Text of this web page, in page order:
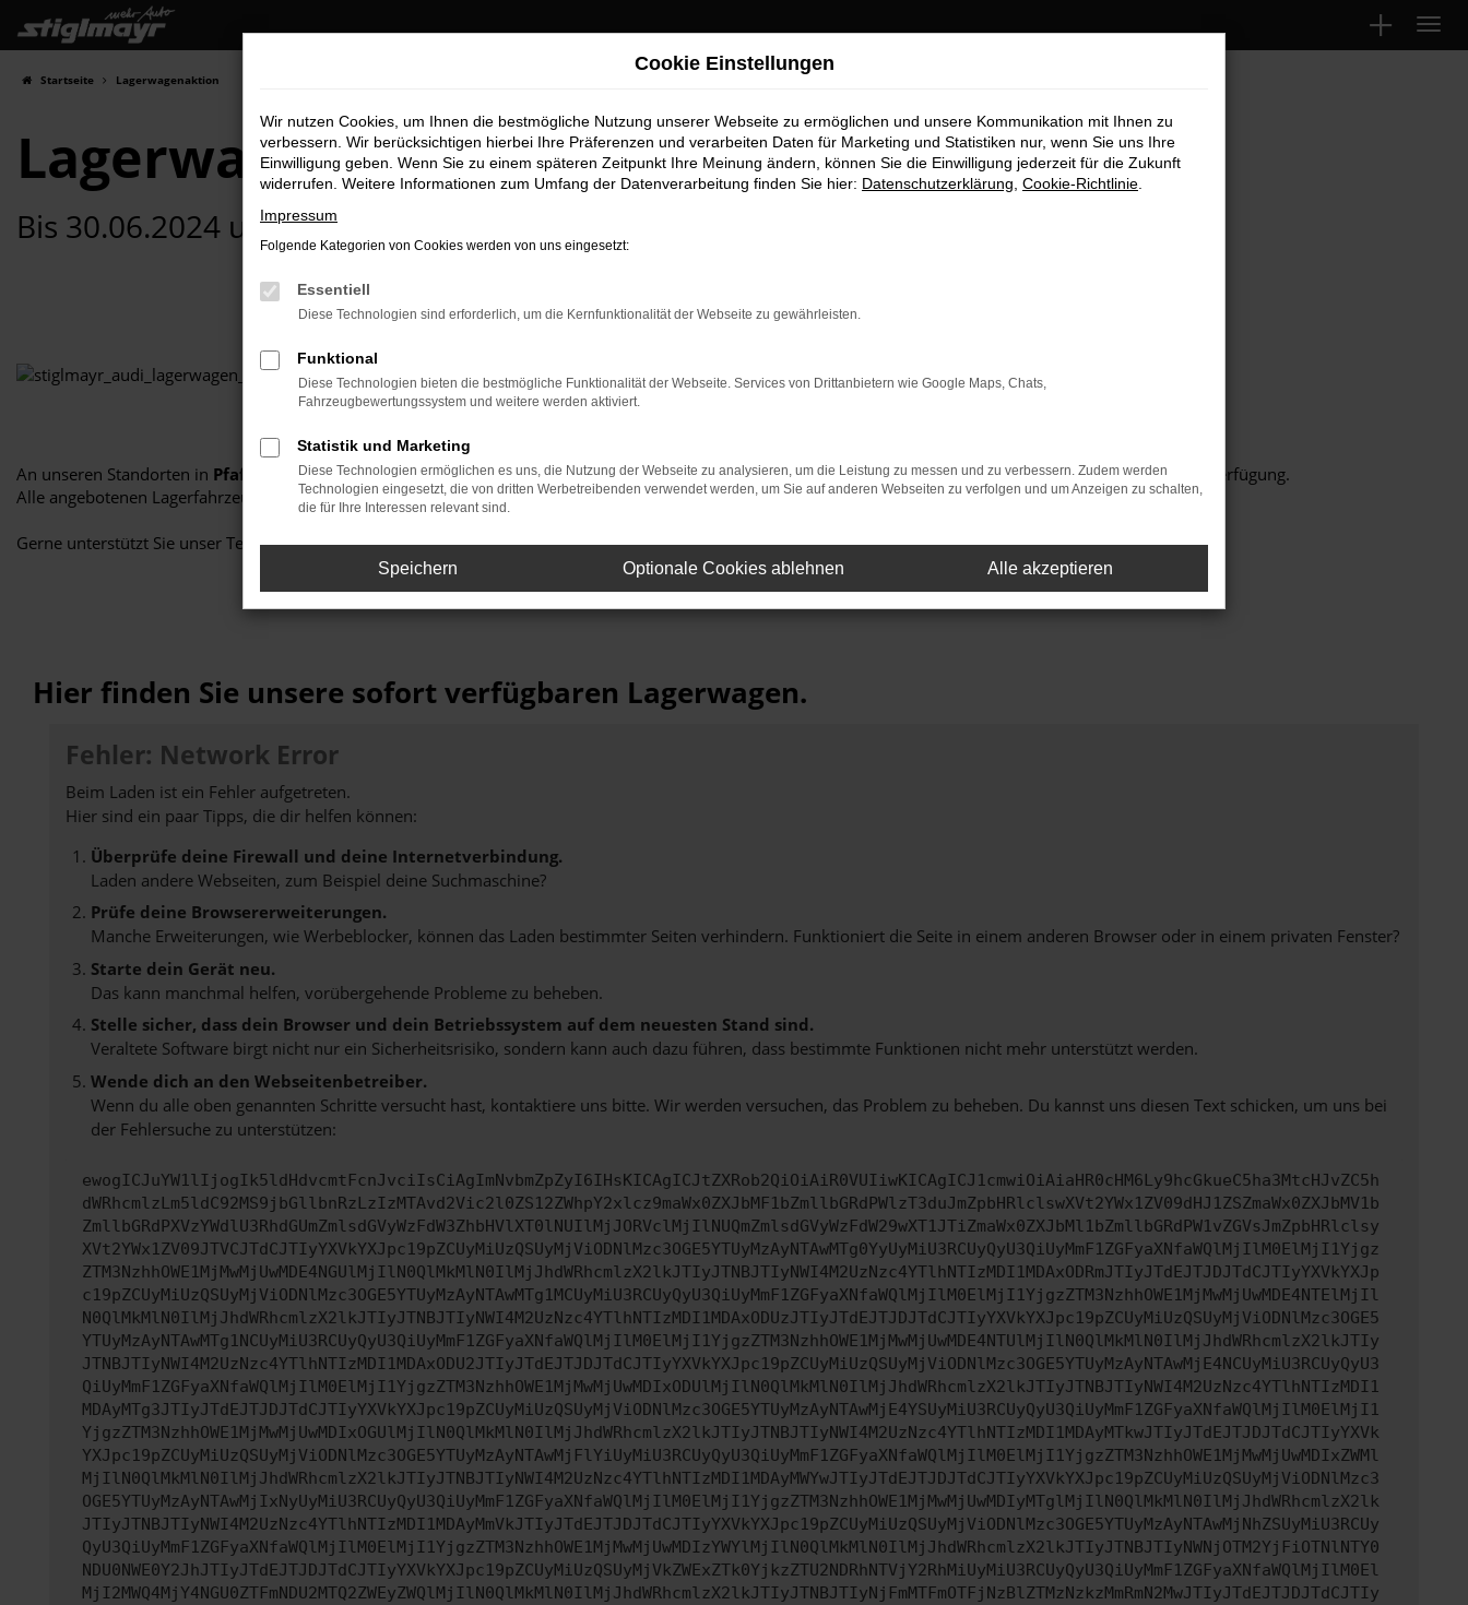
Zum
Hauptinhalt
springen
Startseite Lagerwagenaktion
Lagerwagen zu Knallerpreisen
Bis 30.06.2024 unschlagbare Angebote sichern
An unseren Standorten in PfaffenhofensowieSchrobenhausensteht Ihnen eine große Anzahl an sofort verfügbarenAudisowie VolkswagenModellen zur Verfügung.
Alle angebotenen Lagerfahrzeuge sind sofort verfügbar.
Gerne unterstützt Sie unser Team mit entsprechenden Leasing- oder Finanzierungsangeboten.
Hier finden Sie unsere sofort verfügbaren Lagerwagen.
Fehler: Network Error
Beim Laden ist ein Fehler aufgetreten.
Hier sind ein paar Tipps, die dir helfen können:
Überprüfe deine Firewall und deine Internetverbindung.
Laden andere Webseiten, zum Beispiel deine Suchmaschine?
Prüfe deine Browsererweiterungen.
Manche Erweiterungen, wie Werbeblocker, können das Laden bestimmter Seiten verhindern. Funktioniert die Seite in einem anderen Browser oder in einem privaten Fenster?
Starte dein Gerät neu.
Das kann manchmal helfen, vorübergehende Probleme zu beheben.
Stelle sicher, dass dein Browser und dein Betriebssystem auf dem neuesten Stand sind.
Veraltete Software birgt nicht nur ein Sicherheitsrisiko, sondern kann auch dazu führen, dass bestimmte Funktionen nicht mehr unterstützt werden.
Wende dich an den Webseitenbetreiber.
Wenn du alle oben genannten Schritte versucht hast, kontaktiere uns bitte. Wir werden versuchen, das Problem zu beheben. Du kannst uns diesen Text schicken, um uns bei
der Fehlersuche zu unterstützen:
ewogICJuYW1lIjogIk5ldHdvcmtFcnJvciIsCiAgImNvbmZpZyI6IHsKICAgICJtZXRob2QiOiAiR0VUIiwKICAgICJ1cmwiOiAiaHR0cHM6Ly9hcGkueC5ha3MtcHJvZC5h
dWRhcmlzLm5ldC92MS9jbGllbnRzLzIzMTAvd2Vic2l0ZS12ZWhpY2xlcz9maWx0ZXJbMF1bZmllbGRdPWlzT3duJmZpbHRlclswXVt2YWx1ZV09dHJ1ZSZmaWx0ZXJbMV1b
ZmllbGRdPXVzYWdlU3RhdGUmZmlsdGVyWzFdW3ZhbHVlXT0lNUIlMjJORVclMjIlNUQmZmlsdGVyWzFdW29wXT1JTiZmaWx0ZXJbMl1bZmllbGRdPW1vZGVsJmZpbHRlclsy
XVt2YWx1ZV09JTVCJTdCJTIyYXVkYXJpc19pZCUyMiUzQSUyMjViODNlMzc3OGE5YTUyMzAyNTAwMTg0YyUyMiU3RCUyQyU3QiUyMmF1ZGFyaXNfaWQlMjIlM0ElMjI1Yjgz
ZTM3NzhhOWE1MjMwMjUwMDE4NGUlMjIlN0QlMkMlN0IlMjJhdWRhcmlzX2lkJTIyJTNBJTIyNWI4M2UzNzc4YTlhNTIzMDI1MDAxODRmJTIyJTdEJTJDJTdCJTIyYXVkYXJp
c19pZCUyMiUzQSUyMjViODNlMzc3OGE5YTUyMzAyNTAwMTg1MCUyMiU3RCUyQyU3QiUyMmF1ZGFyaXNfaWQlMjIlM0ElMjI1YjgzZTM3NzhhOWE1MjMwMjUwMDE4NTElMjIl
N0QlMkMlN0IlMjJhdWRhcmlzX2lkJTIyJTNBJTIyNWI4M2UzNzc4YTlhNTIzMDI1MDAxODUzJTIyJTdEJTJDJTdCJTIyYXVkYXJpc19pZCUyMiUzQSUyMjViODNlMzc3OGE5
YTUyMzAyNTAwMTg1NCUyMiU3RCUyQyU3QiUyMmF1ZGFyaXNfaWQlMjIlM0ElMjI1YjgzZTM3NzhhOWE1MjMwMjUwMDE4NTUlMjIlN0QlMkMlN0IlMjJhdWRhcmlzX2lkJTIy
JTNBJTIyNWI4M2UzNzc4YTlhNTIzMDI1MDAxODU2JTIyJTdEJTJDJTdCJTIyYXVkYXJpc19pZCUyMiUzQSUyMjViODNlMzc3OGE5YTUyMzAyNTAwMjE4NCUyMiU3RCUyQyU3
QiUyMmF1ZGFyaXNfaWQlMjIlM0ElMjI1YjgzZTM3NzhhOWE1MjMwMjUwMDIxODUlMjIlN0QlMkMlN0IlMjJhdWRhcmlzX2lkJTIyJTNBJTIyNWI4M2UzNzc4YTlhNTIzMDI1
MDAyMTg3JTIyJTdEJTJDJTdCJTIyYXVkYXJpc19pZCUyMiUzQSUyMjViODNlMzc3OGE5YTUyMzAyNTAwMjE4YSUyMiU3RCUyQyU3QiUyMmF1ZGFyaXNfaWQlMjIlM0ElMjI1
YjgzZTM3NzhhOWE1MjMwMjUwMDIxOGUlMjIlN0QlMkMlN0IlMjJhdWRhcmlzX2lkJTIyJTNBJTIyNWI4M2UzNzc4YTlhNTIzMDI1MDAyMTkwJTIyJTdEJTJDJTdCJTIyYXVk
YXJpc19pZCUyMiUzQSUyMjViODNlMzc3OGE5YTUyMzAyNTAwMjFlYiUyMiU3RCUyQyU3QiUyMmF1ZGFyaXNfaWQlMjIlM0ElMjI1YjgzZTM3NzhhOWE1MjMwMjUwMDIxZWMl
MjIlN0QlMkMlN0IlMjJhdWRhcmlzX2lkJTIyJTNBJTIyNWI4M2UzNzc4YTlhNTIzMDI1MDAyMWYwJTIyJTdEJTJDJTdCJTIyYXVkYXJpc19pZCUyMiUzQSUyMjViODNlMzc3
OGE5YTUyMzAyNTAwMjIxNyUyMiU3RCUyQyU3QiUyMmF1ZGFyaXNfaWQlMjIlM0ElMjI1YjgzZTM3NzhhOWE1MjMwMjUwMDIyMTglMjIlN0QlMkMlN0IlMjJhdWRhcmlzX2lk
JTIyJTNBJTIyNWI4M2UzNzc4YTlhNTIzMDI1MDAyMmVkJTIyJTdEJTJDJTdCJTIyYXVkYXJpc19pZCUyMiUzQSUyMjViODNlMzc3OGE5YTUyMzAyNTAwMjNhZSUyMiU3RCUy
QyU3QiUyMmF1ZGFyaXNfaWQlMjIlM0ElMjI1YjgzZTM3NzhhOWE1MjMwMjUwMDIzYWYlMjIlN0QlMkMlN0IlMjJhdWRhcmlzX2lkJTIyJTNBJTIyNWNjOTM2YjFiOTNlNTY0
NDU0NWE0Y2JhJTIyJTdEJTJDJTdCJTIyYXVkYXJpc19pZCUyMiUzQSUyMjVkZWExZTk0YjkzZTU2NDRhNTVjY2RhMiUyMiU3RCUyQyU3QiUyMmF1ZGFyaXNfaWQlMjIlM0El
MjI2MWQ4MjY4NGU0ZTFmNDU2MTQ2ZWEyZWQlMjIlN0QlMkMlN0IlMjJhdWRhcmlzX2lkJTIyJTNBJTIyNjFmMTFmOTFjNzBlZTMzNzkzMmRmN2MwJTIyJTdEJTJDJTdCJTIy
Cookie Einstellungen
Wir nutzen Cookies, um Ihnen die bestmögliche Nutzung unserer Webseite zu ermöglichen und unsere Kommunikation mit Ihnen zu
verbessern. Wir berücksichtigen hierbei Ihre Präferenzen und verarbeiten Daten für Marketing und Statistiken nur, wenn Sie uns Ihre
Einwilligung geben. Wenn Sie zu einem späteren Zeitpunkt Ihre Meinung ändern, können Sie die Einwilligung jederzeit für die Zukunft
widerrufen. Weitere Informationen zum Umfang der Datenverarbeitung finden Sie hier: Datenschutzerklärung Cookie-Richtlinie
Impressum
Folgende Kategorien von Cookies werden von uns eingesetzt:
Essentiell
Diese Technologien sind erforderlich, um die Kernfunktionalität der Webseite zu gewährleisten.
Funktional
Diese Technologien bieten die bestmögliche Funktionalität der Webseite. Services von Drittanbietern wie Google Maps, Chats,
Fahrzeugbewertungssystem und weitere werden aktiviert.
Statistik und Marketing
Diese Technologien ermöglichen es uns, die Nutzung der Webseite zu analysieren, um die Leistung zu messen und zu verbessern. Zudem werden
Technologien eingesetzt, die von dritten Werbetreibenden verwendet werden, um Sie auf anderen Webseiten zu verfolgen und um Anzeigen zu schalten,
die für Ihre Interessen relevant sind.
Speichern Optionale Cookies ablehnen Alle akzeptieren